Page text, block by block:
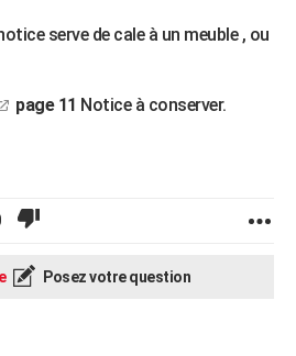
serve de cale à un meuble , ou
page 11 Notice à conserver.
Posez votre question